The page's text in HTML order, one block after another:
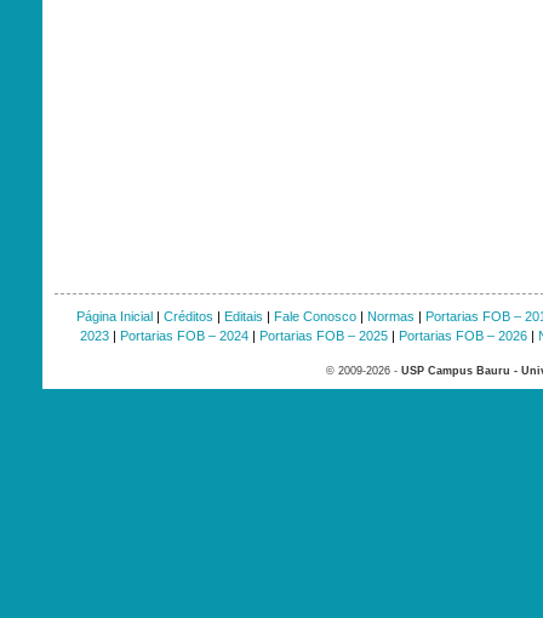
Página Inicial| Créditos | Editais | Fale Conosco| Normas | Portarias FOB –
2023| Portarias FOB – 2024| Portarias FOB – 2025| Portarias FOB – 2026|
© 2009-2026 - USP Campus Bauru -